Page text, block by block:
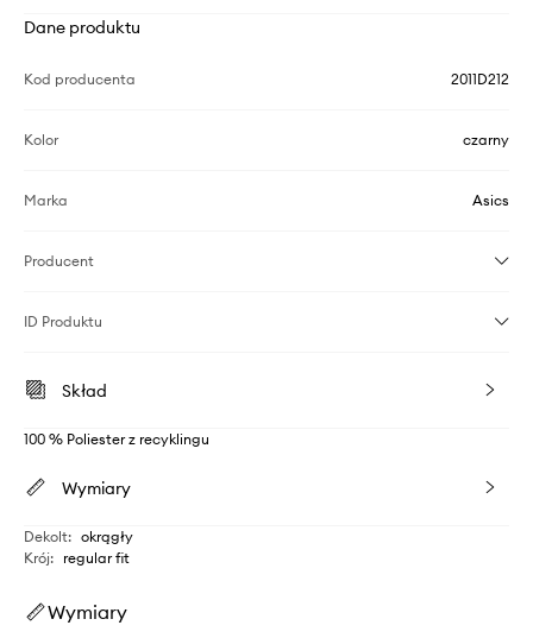
Dane produktu
Kod producenta 2011D212
Kolor czarny
Marka Asics
Producent
ID Produktu
Skład
100 % Poliester z recyklingu
Wymiary
Dekolt: okrągły
Krój: regular fit
Wymiary